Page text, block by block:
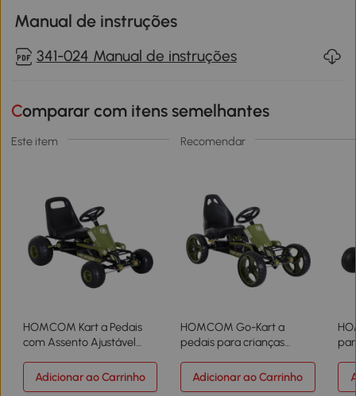
Manual de instruções
341-024 Manual de instruções
Comparar com itens semelhantes
Este item Recomendar
HOMCOM Kart a Pedais
com Assento Ajustável
Mão para Crianças de 3-6
Anos 99x65x56 cm Verde
HOMCOM Go-Kart a
pedais para crianças
embreagem assento
ajustável máx. 35 kg
Adicionar ao Carrinho Adicionar ao Carrinho